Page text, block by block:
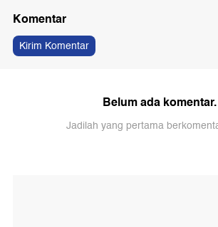
Komentar
Kirim Komentar
Belum ada komentar.
Jadilah yang pertama